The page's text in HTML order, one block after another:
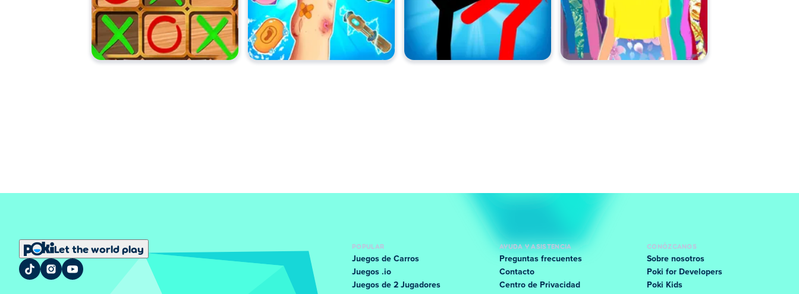
Let the world play
POPULAR
Juegos de Carros
Juegos .io
Juegos de 2 Jugadores
AYUDA Y ASISTENCIA
Preguntas frecuentes
Contacto
Centro de Privacidad
CONÓZCANOS
Sobre nosotros
Poki for Developers
Poki Kids